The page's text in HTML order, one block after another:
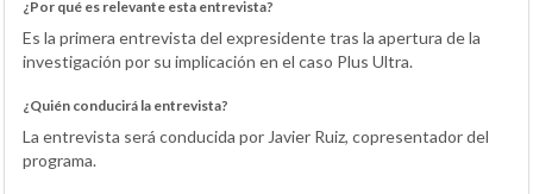
¿Por qué es relevante esta entrevista?
Es la primera entrevista del expresidente tras la apertura de la
investigación por su implicación en el caso Plus Ultra.
¿Quién conducirá la entrevista?
La entrevista será conducida por Javier Ruiz, copresentador del
programa.